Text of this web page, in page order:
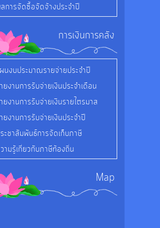
การจัดซื้อจัดจ้างประจำปี
การเงินการคลัง
นงบประมาณรายจ่ายประจำปี
ยงานการรับจ่ายเงินประจำเดือน
ยงานการรับจ่ายเงินรายไตรมาส
ยงานการรับจ่ายเงินประจำปี
ะชาสัมพันธ์การจัดเก็บภาษี
ามรู้เกี่ยวกับภาษีท้องถิ่น
Map